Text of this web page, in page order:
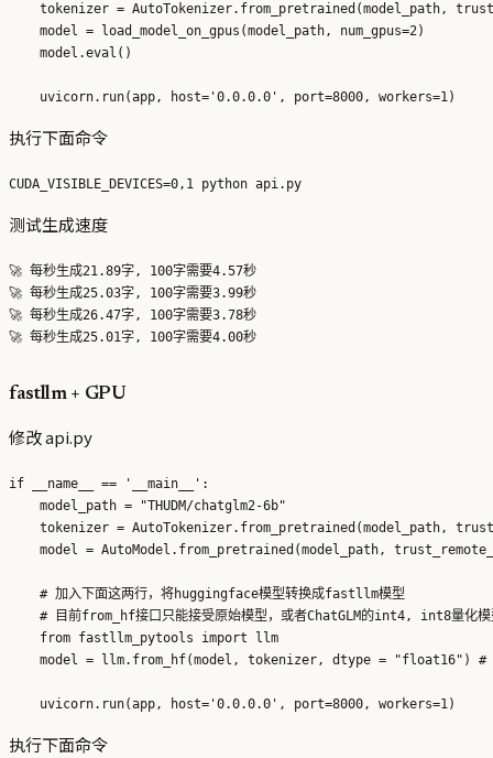
tokenizer = AutoTokenizer.from_pretrained(model_path,
    model = load_model_on_gpus(model_path, num_gpus=2)
    model.eval()
执行下面命令
测试生成速度
🚀 每秒生成21.89字, 100字需要4.57秒
🚀 每秒生成25.03字, 100字需要3.99秒
🚀 每秒生成26.47字, 100字需要3.78秒
fastllm + GPU
修改 api.py
if __name__ == '__main__':
    model_path = "THUDM/chatglm2-6b"
tokenizer = AutoTokenizer.from_pretrained(model_path,
model = AutoModel.from_pretrained(model_path,
    # 加入下面这两行，将huggingface模型转换成fastllm模型
# 目前from_hf接口只能接受原始模型，或者ChatGLM的int4, int8量化模
    from fastllm_pytools import llm
model = llm.from_hf(model, tokenizer, dtype = "float16") #
执行下面命令